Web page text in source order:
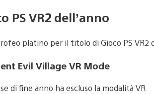
PS VR2 dell’anno
Evil Village VR Mode
di fine anno ha escluso la modalità VR